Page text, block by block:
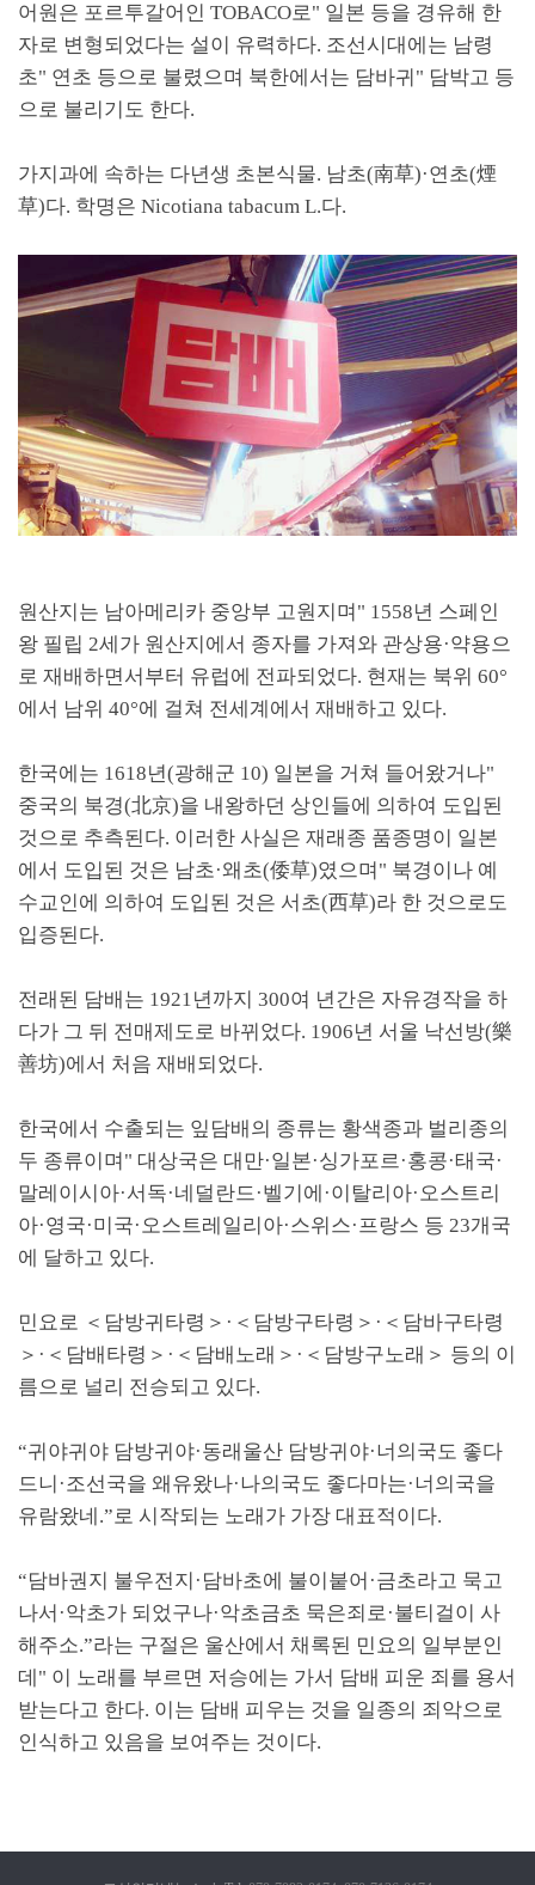
어원은 포르투갈어인 TOBACO로" 일본 등을 경유해 한
자로 변형되었다는 설이 유력하다. 조선시대에는 남령
초" 연초 등으로 불렸으며 북한에서는 담바귀 " 담박고 등
으로 불리기도 한다.
가지과에 속하는 다년생 초본식물. 남초(南草)·연초(煙
草)다. 학명은 Nicotiana tabacum L.다.
원산지는 남아메리카 중앙부 고원지며 " 1558년 스페인
왕 필립 2세가 원산지에서 종자를 가져와 관상용·약용으
로 재배하면서부터 유럽에 전파되었다. 현재는 북위 60°
에서 남위 40°에 걸쳐 전세계에서 재배하고 있다.
한국에는 1618년(광해군 10) 일본을 거쳐 들어왔거나"
중국의 북경(北京)을 내왕하던 상인들에 의하여 도입된
것으로 추측된다. 이러한 사실은 재래종 품종명이 일본
에서 도입된 것은 남초·왜초(倭草)였으며 " 북경이나 예
수교인에 의하여 도입된 것은 서초(西草)라 한 것으로도
입증된다.
전래된 담배는 1921년까지 300여 년간은 자유경작을 하
다가 그 뒤 전매제도로 바뀌었다. 1906년 서울 낙선방(樂
善坊)에서 처음 재배되었다.
한국에서 수출되는 잎담배의 종류는 황색종과 벌리종의
두 종류이며 " 대상국은 대만·일본·싱가포르·홍콩·태국·
말레이시아·서독·네덜란드·벨기에 ·이탈리아·오스트리
아·영국·미국·오스트레일리아·스위스·프랑스 등 23개국
에 달하고 있다.
민요로 ＜ 담방귀타령 ＞ · ＜ 담방구타령 ＞ · ＜ 담바구타령
＞ · ＜ 담배타령 ＞ · ＜ 담배노래 ＞ · ＜ 담방구노래 ＞ 등의 이
름으로 널리 전승되고 있다.
“귀야귀야 담방귀야·동래울산 담방귀야·너의국도 좋다
드니 ·조선국을 왜유왔나·나의국도 좋다마는·너의국을
유람왔네 .”로 시작되는 노래가 가장 대표적이다.
“담바권지 불우전지 · 담바초에 불이붙어 ·금초라고 묵고
나서 ·악초가 되었구나·악초금초 묵은죄로·불티걸이 사
해주소.”라는 구절은 울산에서 채록된 민요의 일부분인
데 " 이 노래를 부르면 저승에는 가서 담배 피운 죄를 용서
받는다고 한다. 이는 담배 피우는 것을 일종의 죄악으로
인식하고 있음을 보여주는 것이다.